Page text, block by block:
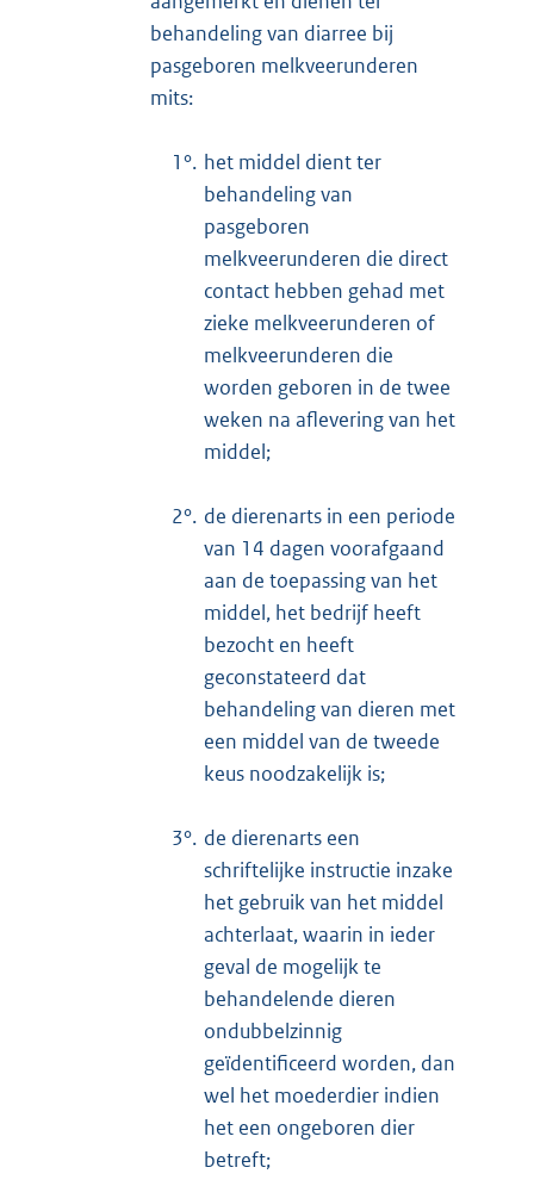
behandeling van diarree bij
pasgeboren melkveerunderen
mits:
1°. het middel dient ter
behandeling van
pasgeboren
melkveerunderen die direct
contact hebben gehad met
zieke melkveerunderen of
melkveerunderen die
worden geboren in de twee
weken na aflevering van het
middel;
2°. de dierenarts in een periode
van 14 dagen voorafgaand
aan de toepassing van het
middel, het bedrijf heeft
bezocht en heeft
geconstateerd dat
behandeling van dieren met
een middel van de tweede
keus noodzakelijk is;
3°. de dierenarts een
schriftelijke instructie inzake
het gebruik van het middel
achterlaat, waarin in ieder
geval de mogelijk te
behandelende dieren
ondubbelzinnig
geïdentificeerd worden, dan
wel het moederdier indien
het een ongeboren dier
betreft;